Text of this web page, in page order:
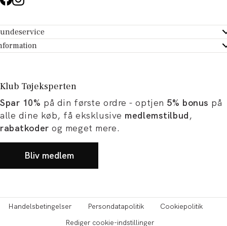
- Hjælpecenter
dit køb
Tøjeksperten
og artikler
og karriere
Klub Tøjeksperten
Spar 10% på din første ordre - optjen 5% bonus på
alle dine køb, få eksklusive medlemstilbud,
rabatkoder og meget mere.
Bliv medlem
Handelsbetingelser Persondatapolitik
Cookiepolitik
Rediger cookie-indstillinger